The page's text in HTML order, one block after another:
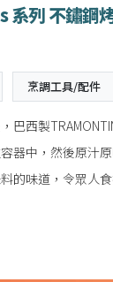
系列 不鏽鋼
烹調工具/配件
巴西製
器中，然後原汁
的味道，令眾人